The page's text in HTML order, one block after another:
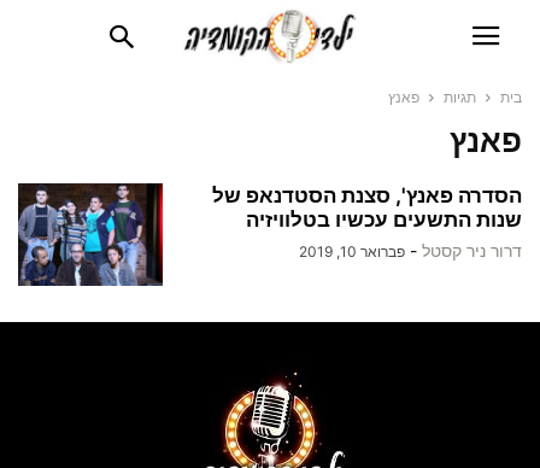
בית תגיות פאנץ
פאנץ
הסדרה פאנץ', סצנת הסטדנאפ של
שנות התשעים עכשיו בטלוויזיה
דרור ניר קסטל - פברואר 10, 2019